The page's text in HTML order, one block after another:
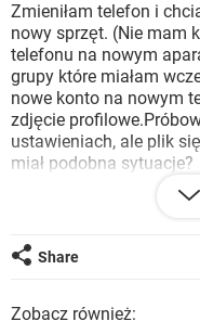
WINDOWS 10
SPOTIFY
INSTAGRAM
WINDOWS 10
Zmieniłam telefon i
nowy sprzęt. (Nie mam
telefonu na nowym
grupy które miałam
nowe konto na nowym
zdjęcie
ustawieniach, ale plik
miał podobna sytuacje?
Share
Zobacz również: